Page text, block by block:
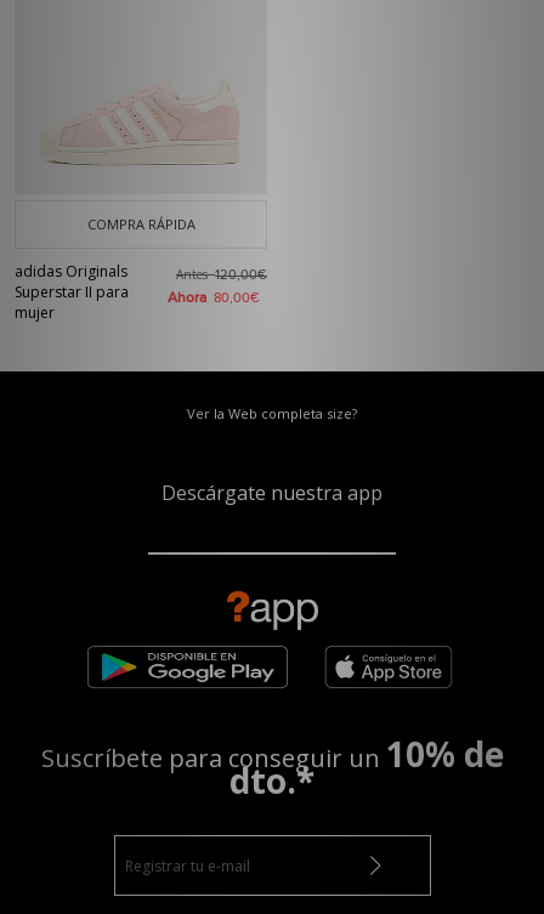
COMPRA RÁPIDA
adidas Originals
Superstar II para
mujer
Antes120,00€
Ahora 80,00€
Ver la Web completa size?
Descárgate nuestra app
Suscríbete para conseguir un 10% de
dto.*